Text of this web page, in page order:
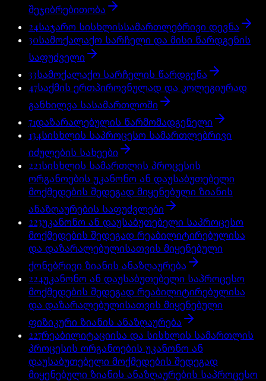
შეჯიბრებითობა
24საჯარო სისხლისსამართლებრივი დევნა
30სამოქალაქო სარჩელი და მისი წარდგენის
საფუძველი
33სამოქალაქო სარჩელის წარდგენა
47საქმის ერთპიროვნულად და კოლეგიურად
განხილვა სასამართლოში
71დაზარალებულის წარმომადგენელი
134სისხლის საპროცესო სამართლებრივი
იძულების სახეები
221სისხლის სამართლის პროცესის
ორგანოების უკანონო ან დაუსაბუთებელი
მოქმედების შედეგად მიყენებული ზიანის
ანაზღაურების საფუძვლები
223უკანონო ან დაუსაბუთებელი საპროცესო
მოქმედების შედეგად რეაბილიტირებულისა
და დაზარალებულისათვის მიყენებული
ქონებრივი ზიანის ანაზღაურება
224უკანონო ან დაუსაბუთებელი საპროცესო
მოქმედების შედეგად რეაბილიტირებულისა
და დაზარალებულისათვის მიყენებული
ფიზიკური ზიანის ანაზღაურება
227რეაბილიტაციისა და სისხლის სამართლის
პროცესის ორგანოების უკანონო ან
დაუსაბუთებელი მოქმედების შედეგად
მიყენებული ზიანის ანაზღაურების საპროცესო